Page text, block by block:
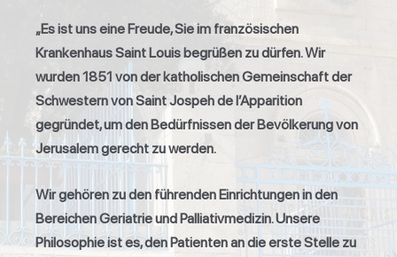
„Es ist uns eine Freude, Sie im französischen
Krankenhaus Saint Louis begrüßen zu dürfen. Wir
wurden 1851 von der katholischen Gemeinschaft der
Schwestern von Saint Jospeh de l’Apparition
gegründet, um den Bedürfnissen der Bevölkerung von
Jerusalem gerecht zu werden.
Wir gehören zu den führenden Einrichtungen in den
Bereichen Geriatrie und Palliativmedizin. Unsere
Philosophie ist es, den Patienten an die erste Stelle zu